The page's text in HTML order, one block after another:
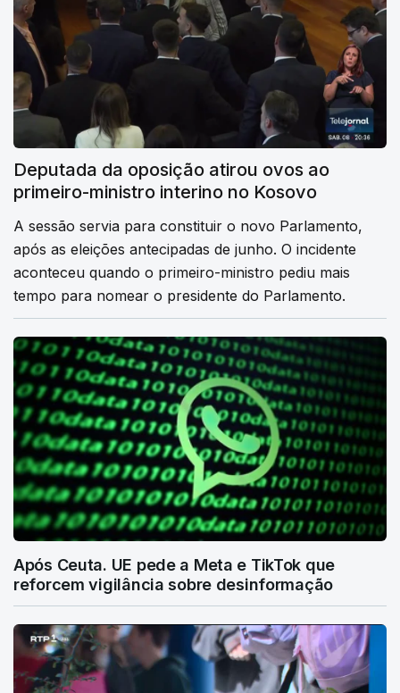
Deputada da oposição atirou ovos ao
primeiro-ministro interino no Kosovo
A sessão servia para constituir o novo Parlamento,
após as eleições antecipadas de junho. O incidente
aconteceu quando o primeiro-ministro pediu mais
tempo para nomear o presidente do Parlamento.
Após Ceuta. UE pede a Meta e TikTok que
reforcem vigilância sobre desinformação